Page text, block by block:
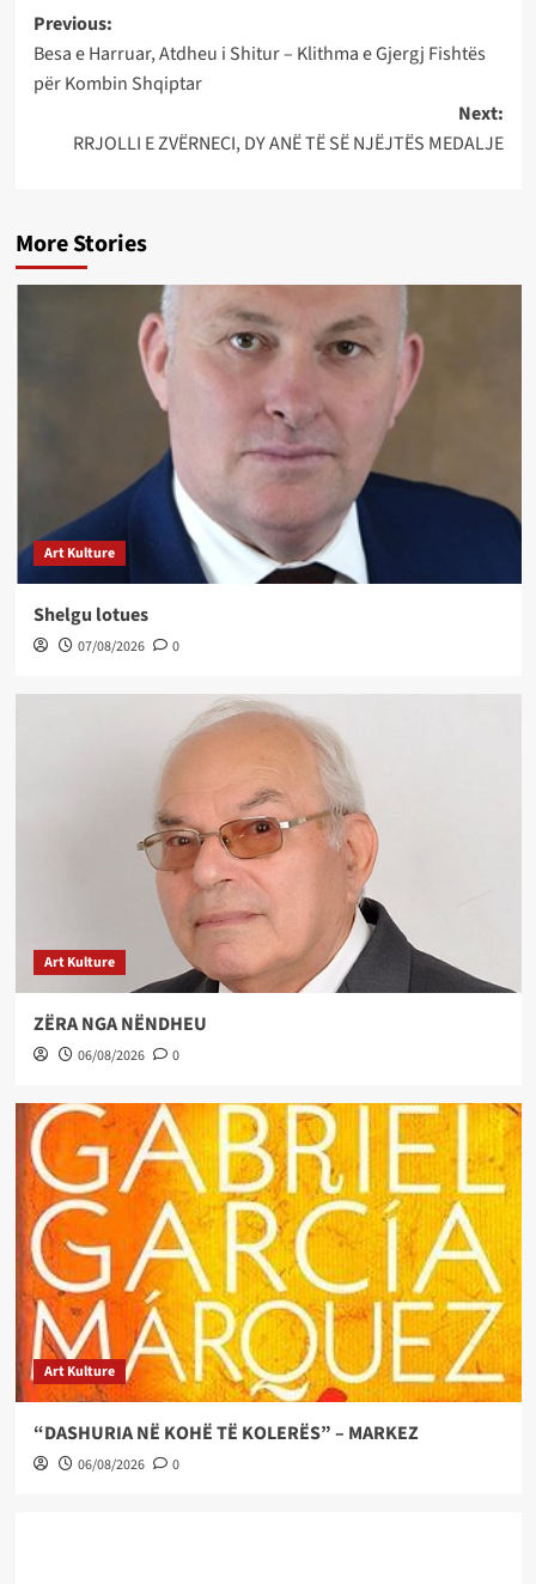
Post
navigation
Previous:
Besa e Harruar, Atdheu i Shitur – Klithma e Gjergj Fishtës
për Kombin Shqiptar
Next:
RRJOLLI E ZVËRNECI, DY ANË TË SË NJËJTËS MEDALJE
More Stories
Art Kulture
Shelgu lotues
07/08/2026 0
Art Kulture
ZËRA NGA NËNDHEU
06/08/2026 0
Art Kulture
“DASHURIA NË KOHË TË KOLERËS” – MARKEZ
06/08/2026 0